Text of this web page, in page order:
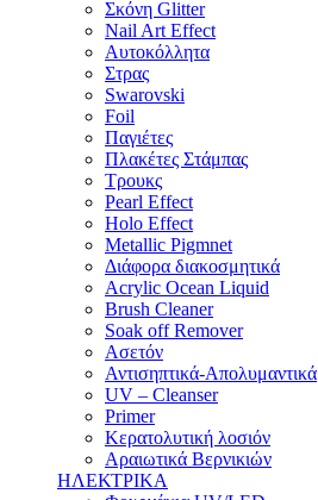
Σκόνη Glitter
Nail Art Effect
Αυτοκόλλητα
Στρας
Swarovski
Foil
Παγιέτες
Πλακέτες Στάμπας
Τρουκς
Pearl Effect
Holo Effect
Metallic Pigmnet
Διάφορα διακοσμητικά
Acrylic Ocean Liquid
Brush Cleaner
Soak off Remover
Ασετόν
Αντισηπτικά-Απολυμαντικά
UV – Cleanser
Primer
Κερατολυτική λοσιόν
Αραιωτικά Βερνικιών
ΗΛΕΚΤΡΙΚΑ